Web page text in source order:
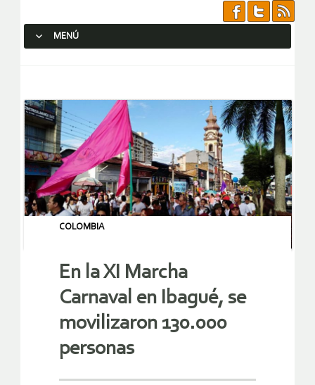
MENÚ
COLOMBIA
En la XI Marcha
Carnaval en Ibagué, se
movilizaron 130.000
personas